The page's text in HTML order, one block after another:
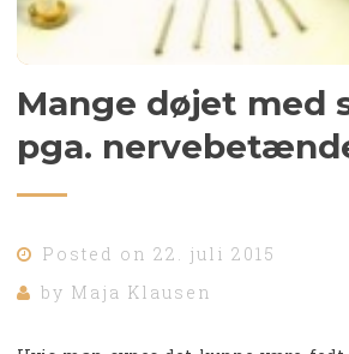
Mange døjet med
pga.
Posted on 22. juli 2015
by Maja Klausen